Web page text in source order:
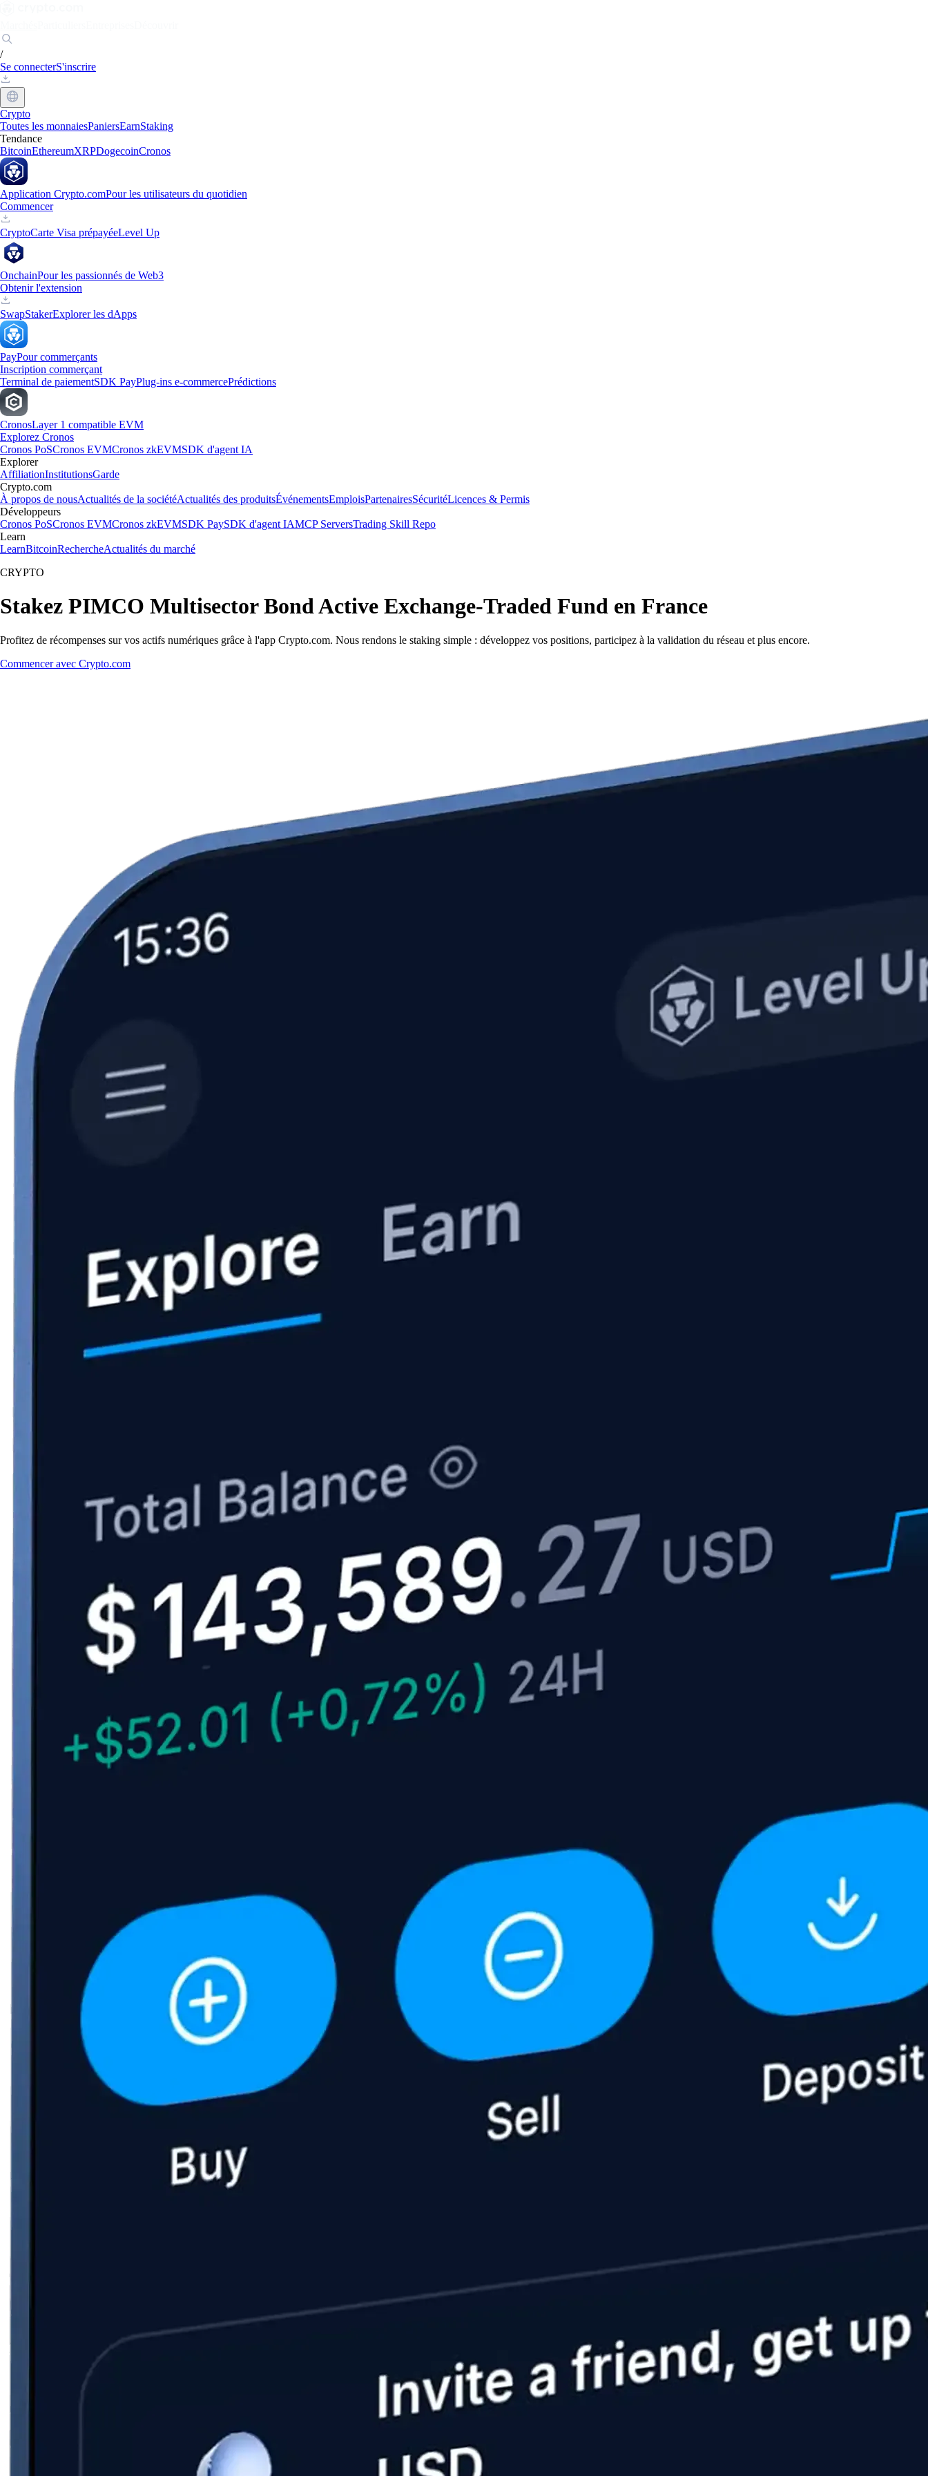
/
Se connecterS'inscrire
Crypto
Toutes les monnaiesPaniersEarnStaking
Tendance
BitcoinEthereumXRPDogecoinCronos
Application Crypto.comPour les utilisateurs du quotidien
Commencer
CryptoCarte Visa prépayéeLevel Up
OnchainPour les passionnés de Web3
Obtenir l'extension
SwapStakerExplorer les dApps
PayPour commerçants
Inscription commerçant
Terminal de paiementSDK PayPlug-ins e-commercePrédictions
CronosLayer 1 compatible EVM
Explorez Cronos
Cronos PoSCronos EVMCronos zkEVMSDK d'agent IA
Explorer
AffiliationInstitutionsGarde
Crypto.com
À propos de nousActualités de la sociétéActualités des produitsÉvénementsEmploisPartenairesSécuritéLicences & Permis
Développeurs
Cronos PoSCronos EVMCronos zkEVMSDK PaySDK d'agent IAMCP ServersTrading Skill Repo
Learn
LearnBitcoinRechercheActualités du marché
CRYPTO
Stakez PIMCO Multisector Bond Active Exchange-Traded Fund en France
Profitez de récompenses sur vos actifs numériques grâce à l'app Crypto.com. Nous rendons le staking simple : développez vos positions, participez à la validation du réseau et plus encore.
Commencer avec Crypto.com